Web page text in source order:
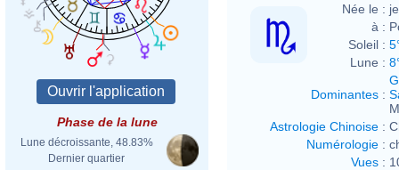
Phase de la lune
Lune décroissante, 48.83%
Dernier quartier
Née le :
à :
Soleil :
Lune :
Dominantes :
Astrologie Chinoise :
Numérologie :
Vues :